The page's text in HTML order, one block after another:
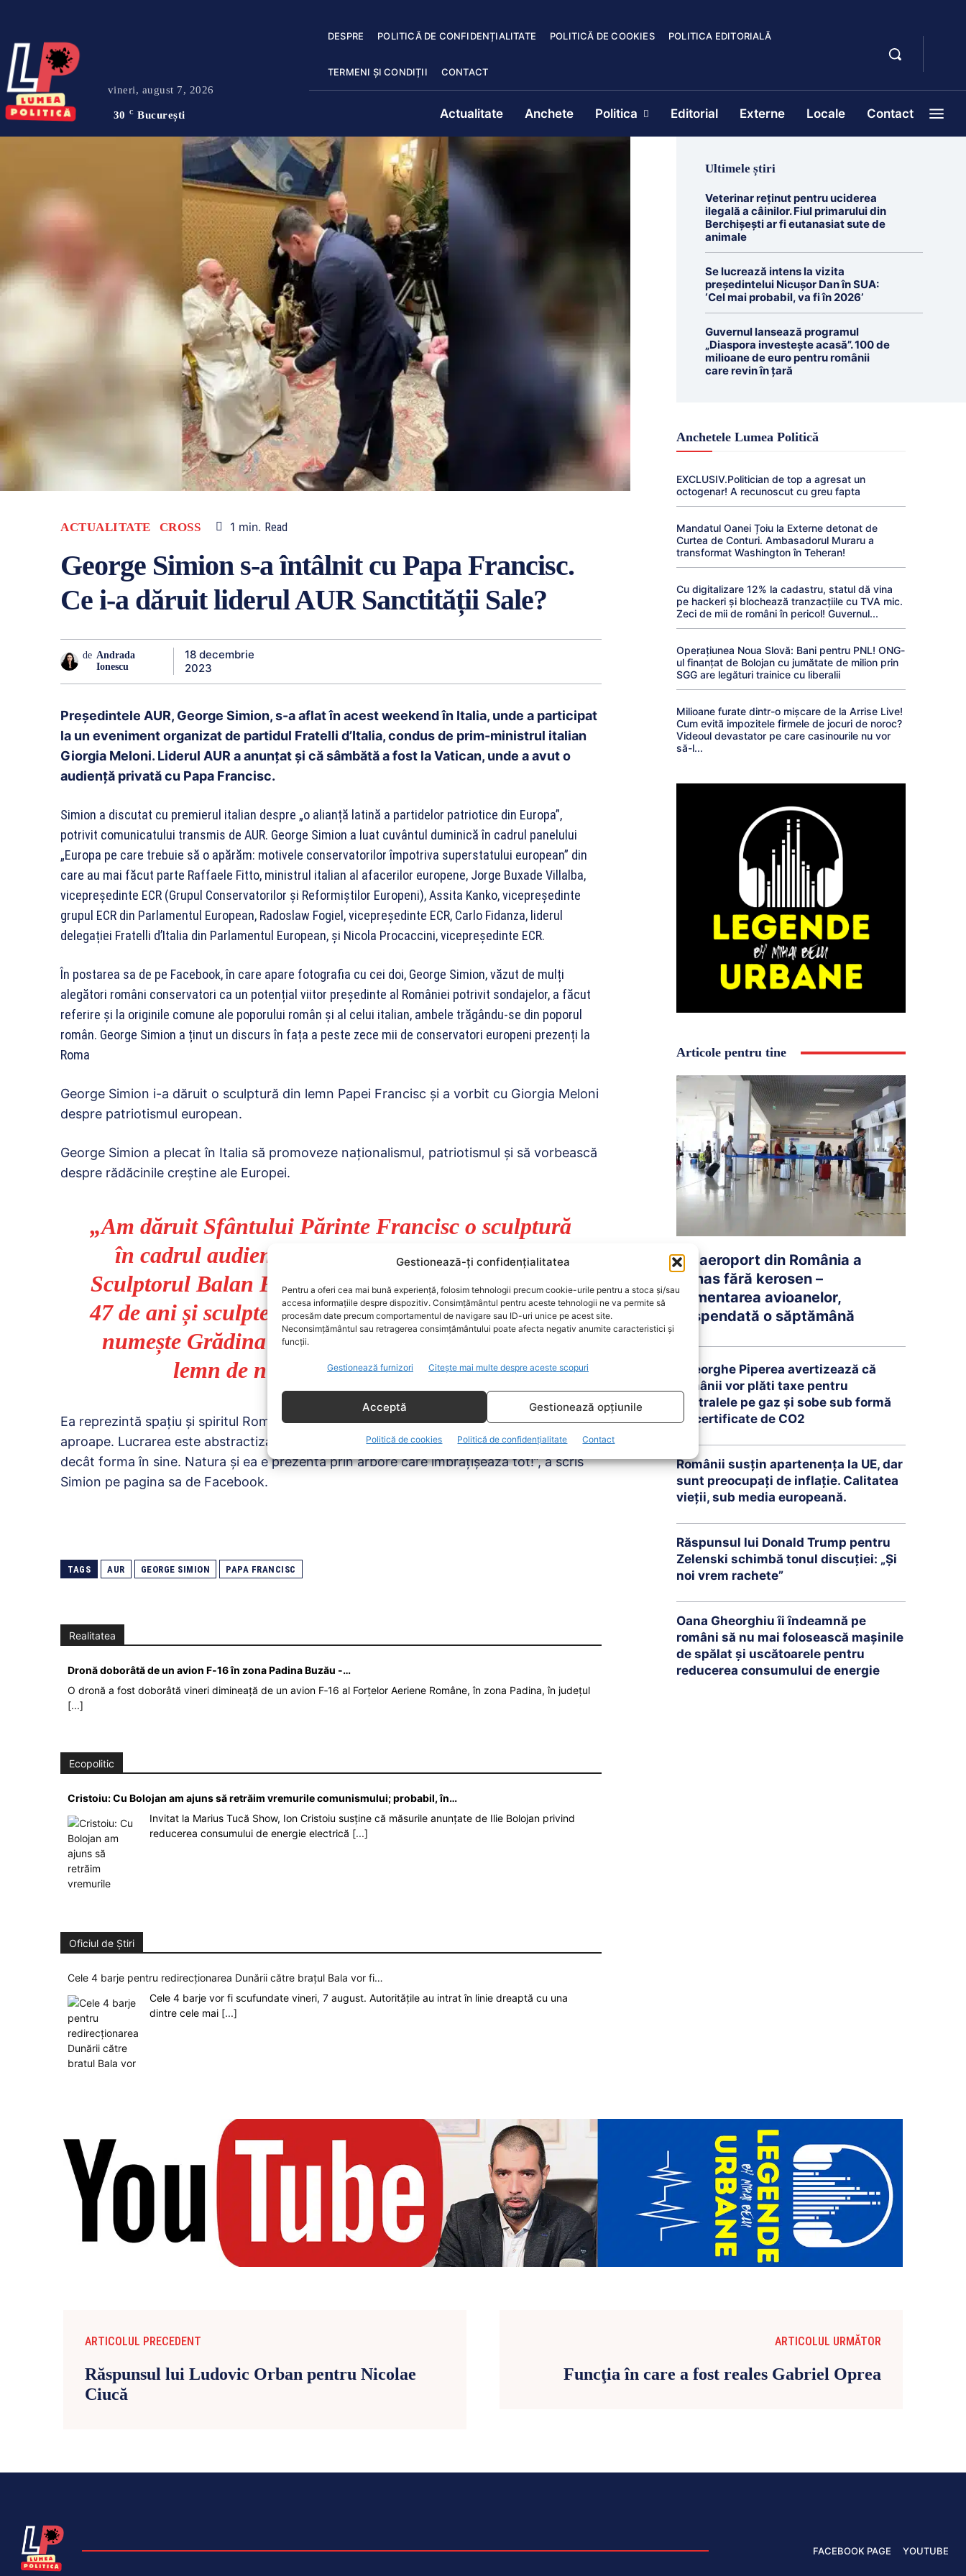
Gestionează-ți confidențialitatea
Pentru a oferi cea mai bună experiență, folosim tehnologii precum cookie-urile pentru a stoca și/sau
accesa informațiile despre dispozitiv. Consimțământul pentru aceste tehnologii ne va permite să
procesăm date precum comportamentul de navigare sau ID-uri unice pe acest site.
Neconsimțământul sau retragerea consimțământului poate afecta negativ anumite caracteristici și
funcții.
Gestionează furnizori Citește mai multe despre aceste scopuri
Acceptă Gestionează opțiunile
Politică de cookies Politică de confidențialitate Contact
vineri, august 7, 2026
30 C București
DESPRE POLITICĂ DE CONFIDENȚIALITATE POLITICĂ DE COOKIES POLITICA EDITORIALĂ
TERMENI ȘI CONDIȚII CONTACT
Actualitate Anchete Politica Editorial Externe Locale Contact
ACTUALITATE CROSS 1 min. Read
George Simion s-a întâlnit cu Papa Francisc.
Ce i-a dăruit liderul AUR Sanctității Sale?
de Andrada
Ionescu
18 decembrie
2023
Președintele AUR, George Simion, s-a aflat în acest weekend în Italia, unde a participat
la un eveniment organizat de partidul Fratelli d’Italia, condus de prim-ministrul italian
Giorgia Meloni. Liderul AUR a anunțat și că sâmbătă a fost la Vatican, unde a avut o
audiență privată cu Papa Francisc.
Simion a discutat cu premierul italian despre „o alianță latină a partidelor patriotice din Europa”,
potrivit comunicatului transmis de AUR. George Simion a luat cuvântul duminică în cadrul panelului
„Europa pe care trebuie să o apărăm: motivele conservatorilor împotriva superstatului european” din
care au mai făcut parte Raffaele Fitto, ministrul italian al afacerilor europene, Jorge Buxade Villalba,
vicepreședinte ECR (Grupul Conservatorilor și Reformiștilor Europeni), Assita Kanko, vicepreședinte
grupul ECR din Parlamentul European, Radoslaw Fogiel, vicepreședinte ECR, Carlo Fidanza, liderul
delegației Fratelli d’Italia din Parlamentul European, și Nicola Procaccini, vicepreședinte ECR.
În postarea sa de pe Facebook, în care apare fotografia cu cei doi, George Simion, văzut de mulți
alegători români conservatori ca un potențial viitor președinte al României potrivit sondajelor, a făcut
referire și la originile comune ale poporului român și al celui italian, ambele trăgându-se din poporul
român. George Simion a ținut un discurs în fața a peste zece mii de conservatori europeni prezenți la
Roma
George Simion i-a dăruit o sculptură din lemn Papei Francisc și a vorbit cu Giorgia Meloni
despre patriotismul european.
George Simion a plecat în Italia să promoveze naționalismul, patriotismul și să vorbească
despre rădăcinile creștine ale Europei.
„Am dăruit Sfântului Părinte Francisc o sculptură
în cadrul audienței private pe care am avut-o.
Sculptorul Balan Fanica din Ţibucani, Neamţ, are
47 de ani și sculptează de când se știe. Sculptura se
numește Grădina Maicii Domnului realizată din
lemn de nuc și viţa de vie patinat.
Ea reprezintă spațiu și spiritul Romanesc prin ideea de familie matern și dragoste pentru
aproape. Lucrarea este abstractizata prezentând mai mult esență dragostei materne
decât forma în sine. Natura și ea e prezenta prin arbore care îmbrățișează tot!”, a scris
Simion pe pagina sa de Facebook.
TAGS AUR GEORGE SIMION PAPA FRANCISC
Realitatea
Dronă doborâtă de un avion F‑16 în zona Padina Buzău -…
O dronă a fost doborâtă vineri dimineață de un avion F‑16 al Forțelor Aeriene Române, în zona Padina, în județul
[...]
Ecopolitic
Cristoiu: Cu Bolojan am ajuns să retrăim vremurile comunismului; probabil, în…
Invitat la Marius Tucă Show, Ion Cristoiu susține că măsurile anunțate de Ilie Bolojan privind
reducerea consumului de energie electrică [...]
Oficiul de Știri
Cele 4 barje pentru redirecționarea Dunării către brațul Bala vor fi…
Cele 4 barje vor fi scufundate vineri, 7 august. Autoritățile au intrat în linie dreaptă cu una
dintre cele mai [...]
Ultimele știri
Veterinar reținut pentru uciderea
ilegală a câinilor. Fiul primarului din
Berchișești ar fi eutanasiat sute de
animale
Se lucrează intens la vizita
președintelui Nicușor Dan în SUA:
‘Cel mai probabil, va fi în 2026’
Guvernul lansează programul
„Diaspora investește acasă”. 100 de
milioane de euro pentru românii
care revin în țară
Anchetele Lumea Politică
EXCLUSIV.Politician de top a agresat un
octogenar! A recunoscut cu greu fapta
Mandatul Oanei Țoiu la Externe detonat de
Curtea de Conturi. Ambasadorul Muraru a
transformat Washington în Teheran!
Cu digitalizare 12% la cadastru, statul dă vina
pe hackeri și blochează tranzacțiile cu TVA mic.
Zeci de mii de români în pericol! Guvernul...
Operațiunea Noua Slovă: Bani pentru PNL! ONG-
ul finanțat de Bolojan cu jumătate de milion prin
SGG are legături trainice cu liberalii
Milioane furate dintr-o mișcare de la Arrise Live!
Cum evită impozitele firmele de jocuri de noroc?
Videoul devastator pe care casinourile nu vor
să-l...
Articole pentru tine
Un aeroport din România a
rămas fără kerosen –
Alimentarea avioanelor,
suspendată o săptămână
Gheorghe Piperea avertizează că
românii vor plăti taxe pentru
centralele pe gaz și sobe sub formă
de certificate de CO2
Românii susțin apartenența la UE, dar
sunt preocupați de inflație. Calitatea
vieții, sub media europeană.
Răspunsul lui Donald Trump pentru
Zelenski schimbă tonul discuției: „Și
noi vrem rachete”
Oana Gheorghiu îi îndeamnă pe
români să nu mai folosească mașinile
de spălat și uscătoarele pentru
reducerea consumului de energie
ARTICOLUL PRECEDENT
Răspunsul lui Ludovic Orban pentru Nicolae
Ciucă
ARTICOLUL URMĂTOR
Funcţia în care a fost reales Gabriel Oprea
FACEBOOK PAGE YOUTUBE